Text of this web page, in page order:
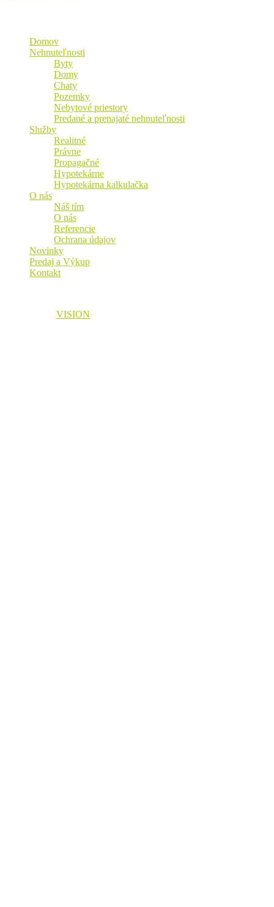
Domov
Nehnuteľnosti
Byty
Domy
Chaty
Pozemky
Nebytové priestory
Predané a prenajaté nehnuteľnosti
Služby
Realitné
Právne
Propagačné
Hypotekárne
Hypotekárna kalkulačka
O nás
Náš tím
O nás
Referencie
Ochrana údajov
Novinky
Predaj a Výkup
Kontakt
VISION